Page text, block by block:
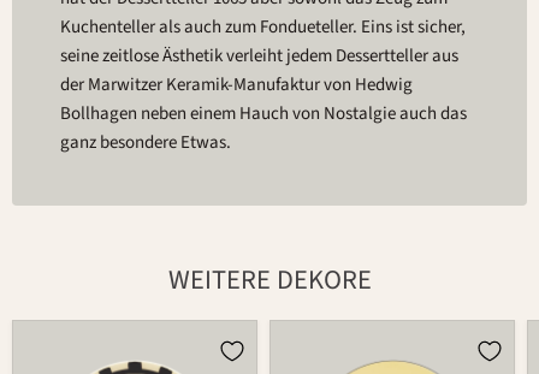
Kuchenteller als auch zum Fondueteller. Eins ist sicher,
seine zeitlose Ästhetik verleiht jedem Dessertteller aus
der Marwitzer Keramik-Manufaktur von Hedwig
Bollhagen neben einem Hauch von Nostalgie auch das
ganz besondere Etwas.
WEITERE DEKORE